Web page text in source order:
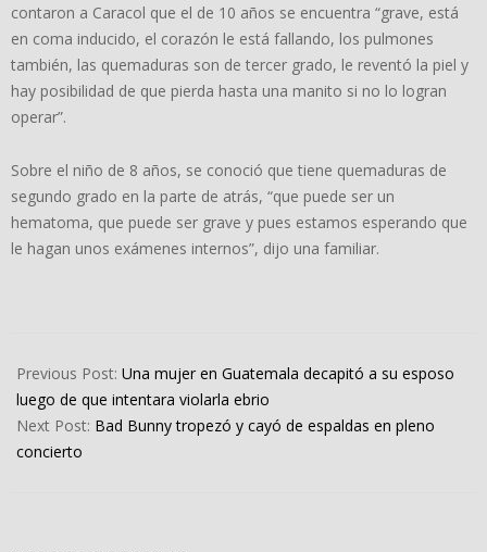
contaron a Caracol que el de 10 años se encuentra “grave, está
en coma inducido, el corazón le está fallando, los pulmones
también, las quemaduras son de tercer grado, le reventó la piel y
hay posibilidad de que pierda hasta una manito si no lo logran
operar”.
Sobre el niño de 8 años, se conoció que tiene quemaduras de
segundo grado en la parte de atrás, “que puede ser un
hematoma, que puede ser grave y pues estamos esperando que
le hagan unos exámenes internos”, dijo una familiar.
03-
30
Previous Post: Una mujer en Guatemala decapitó a su esposo
luego de que intentara violarla ebrio
Next Post: Bad Bunny tropezó y cayó de espaldas en pleno
concierto